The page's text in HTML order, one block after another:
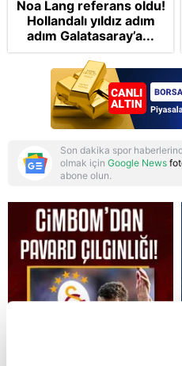
Reddet
Noa Lang referans oldu!
Hollandalı yıldız adım
adım Galatasaray’a...
Son dakika spor
olmak için Google News
abone olun.